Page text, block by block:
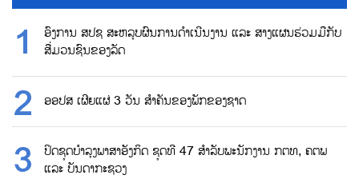
ອົງການ ສປຊ ສະຫລຸບຜົນການດຳເນີນງານ ແລະ ສາງແຜນຮ່ວມມືກັບ
ສື່ມວນຊົນຂອງລັດ
ອອປສ ເຜີຍແຜ່ 3 ວັນ ສຳຄັນຂອງພັກຂອງຊາດ
ປິດຊຸດບຳລຸງພາສາອັງກິດ ຊຸດທີ 47 ສຳລັບພະນັກງານ ກຕທ, ຄຕພ
ແລະ ບັນດາກະຊວງ